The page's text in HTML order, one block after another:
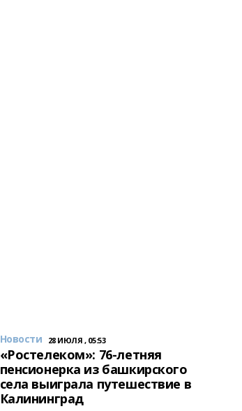
Новости 28 ИЮЛЯ , 05:53
«Ростелеком»: 76-летняя
пенсионерка из башкирского
села выиграла путешествие в
Калининград